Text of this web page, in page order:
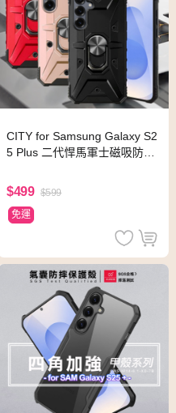
CITY for Samsung Galaxy S2
5 Plus 二代悍馬軍士磁吸防摔
$499 $599
免運